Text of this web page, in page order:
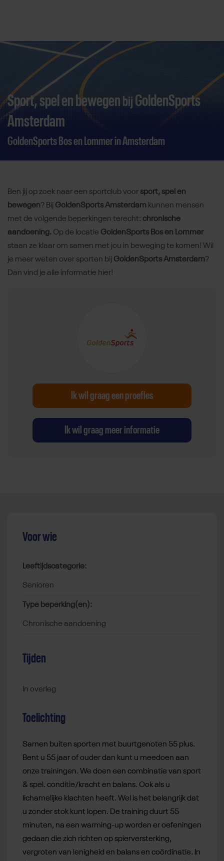
Direct door naar content
Sport, spel en bewegen bij GoldenSports
Amsterdam
GoldenSports Bos en Lommer in Amsterdam
Ben jij op zoek naar een sportclub voor sport, spel en
bewegen? Bij GoldenSports Amsterdam kunnen mensen
met de volgende beperkingen terecht: chronische
aandoening. Op de locatie GoldenSports Bos en Lommer
staan ze klaar om samen met jou in beweging te komen! Wil
je meer weten over sporten bij GoldenSports Amsterdam?
Dan vind je alle informatie hier!
Ik wil graag een proefles
Ik wil graag meer informatie
Voor wie
Leeftijdscategorie:
senioren
Type beperking(en):
chronische aandoening
Tijden
In overleg
Toelichting
Samen buiten sporten met buurtgenoten 55 plus.
Bent u 55 jaar of ouder dan kunt u meedoen aan
onze trainingen. We doen een combinatie van sport
& spel. conditie/kracht en balans. Ook als u
lichamelijke klachten heeft. Wel is het belangrijk dat
u zonder stok kunt lopen. De training duurt 55
minuten, na een warming-up worden er oefeningen
gedaan die zich richten op spierversterking,
vergroten van lenigheid en balans en coördinatie. In